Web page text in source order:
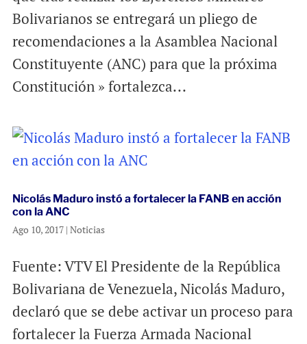
Bolivarianos se entregará un pliego de
recomendaciones a la Asamblea Nacional
Constituyente (ANC) para que la próxima
Constitución » fortalezca...
Nicolás Maduro instó a fortalecer la FANB en acción
con la ANC
Ago 10, 2017| Noticias
Fuente: VTV El Presidente de la República
Bolivariana de Venezuela, Nicolás Maduro,
declaró que se debe activar un proceso para
fortalecer la Fuerza Armada Nacional